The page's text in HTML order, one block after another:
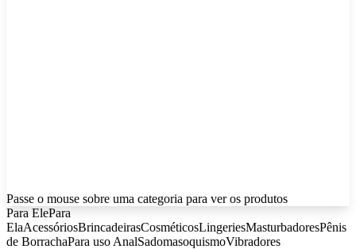
Passe o mouse sobre uma categoria para ver os produtos
Para ElePara
ElaAcessóriosBrincadeirasCosméticosLingeriesMasturbadoresPênis
de BorrachaPara uso AnalSadomasoquismoVibradores